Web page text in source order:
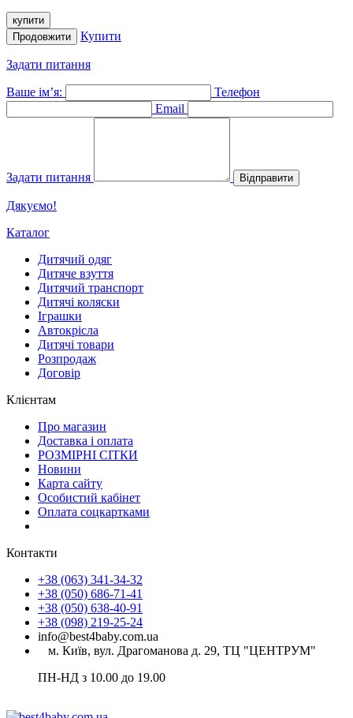
купити
Продовжити
Купити
Задати питання
Ваше ім’я:
Телефон
Email
Задати питання Відправити
Дякуємо!
Каталог
Дитячий одяг
Дитяче взуття
Дитячий транспорт
Дитячі коляски
Іграшки
Автокрісла
Дитячі товари
Розпродаж
Договір
Клієнтам
Про магазин
Доставка і оплата
РОЗМІРНІ СІТКИ
Новини
Карта сайту
Особистий кабінет
Оплата соцкартками
Контакти
+38 (063) 341-34-32
+38 (050) 686-71-41
+38 (050) 638-40-91
+38 (098) 219-25-24
info@best4baby.com.ua
м. Київ, вул. Драгоманова д. 29, ТЦ "ЦЕНТРУМ"
ПН-НД з 10.00 до 19.00